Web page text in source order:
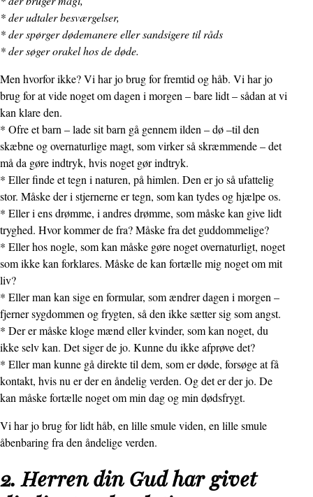
* der udtaler besværgelser,
* der spørger dødemanere eller sandsigere til råds
* der søger orakel hos de døde.
Men hvorfor ikke? Vi har jo brug for fremtid og håb. Vi har jo
brug for at vide noget om dagen i morgen – bare lidt – sådan at vi
kan klare den.
* Ofre et barn – lade sit barn gå gennem ilden – dø –til den
skæbne og overnaturlige magt, som virker så skræmmende – det
må da gøre indtryk, hvis noget gør indtryk.
* Eller finde et tegn i naturen, på himlen. Den er jo så ufattelig
stor. Måske der i stjernerne er tegn, som kan tydes og hjælpe os.
* Eller i ens drømme, i andres drømme, som måske kan give lidt
tryghed. Hvor kommer de fra? Måske fra det guddommelige?
* Eller hos nogle, som kan måske gøre noget overnaturligt, noget
som ikke kan forklares. Måske de kan fortælle mig noget om mit
liv?
* Eller man kan sige en formular, som ændrer dagen i morgen –
fjerner sygdommen og frygten, så den ikke sætter sig som angst.
* Der er måske kloge mænd eller kvinder, som kan noget, du
ikke selv kan. Det siger de jo. Kunne du ikke afprøve det?
* Eller man kunne gå direkte til dem, som er døde, forsøge at få
kontakt, hvis nu er der en åndelig verden. Og det er der jo. De
kan måske fortælle noget om min dag og min dødsfrygt.
Vi har jo brug for lidt håb, en lille smule viden, en lille smule
åbenbaring fra den åndelige verden.
2. Herren din Gud har givet